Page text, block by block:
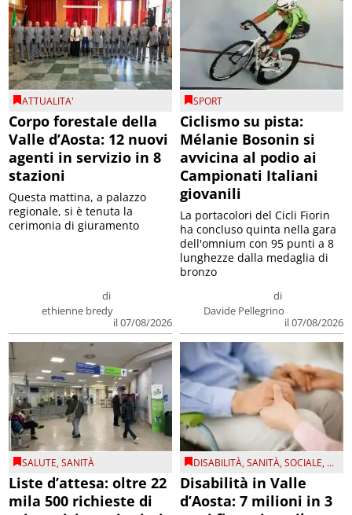
ATTUALITA'
Corpo forestale della
Valle d’Aosta: 12 nuovi
agenti in servizio in 8
stazioni
di
ethienne bredy
il 07/08/2026
Questa mattina, a palazzo
regionale, si è tenuta la
cerimonia di giuramento
SPORT
Ciclismo su pista:
Mélanie Bosonin si
avvicina al podio ai
Campionati Italiani
giovanili
di
Davide Pellegrino
il 07/08/2026
La portacolori del Cicli Fiorin
ha concluso quinta nella gara
dell'omnium con 95 punti a 8
lunghezze dalla medaglia di
bronzo
SALUTE,SANITÀ
Liste d’attesa: oltre 22
mila 500 richieste di
DISABILITÀ,SANITÀ,SOCIALE, ...
Disabilità in Valle
d’Aosta: 7 milioni in 3